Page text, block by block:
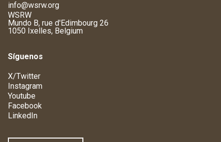
info@wsrw.org
WSRW
Mundo B, rue d'Edimbourg 26
1050 Ixelles, Belgium
Síguenos
X/Twitter
Instagram
Youtube
Facebook
LinkedIn